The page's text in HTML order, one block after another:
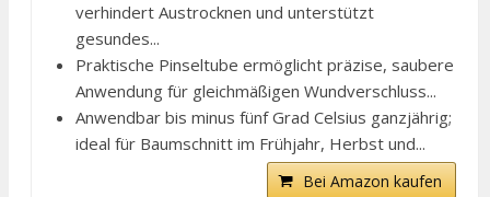
verhindert Austrocknen und unterstützt
gesundes...
Praktische Pinseltube ermöglicht präzise, saubere
Anwendung für gleichmäßigen Wundverschluss...
Anwendbar bis minus fünf Grad Celsius ganzjährig;
ideal für Baumschnitt im Frühjahr, Herbst und...
Bei Amazon kaufen